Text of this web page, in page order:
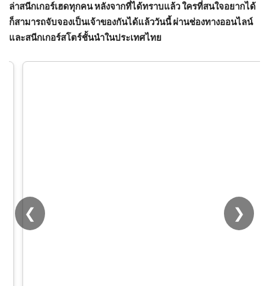
ล่าสนีกเกอร์เฮดทุกคน หลังจากที่ได้ทราบแล้ว ใครที่สนใจอยากได้
ก็สามารถจับจองเป็นเจ้าของกันได้แล้ววันนี้ ผ่านช่องทางออนไลน์
และสนีกเกอร์สโตร์ชั้นนำในประเทศไทย
❮ ❯